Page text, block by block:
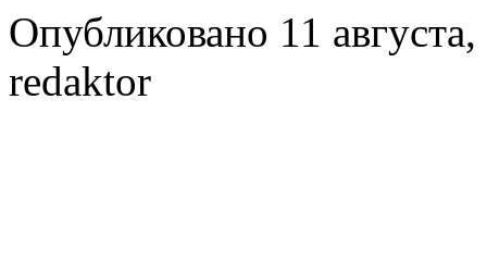
Опубликовано 11
redaktor